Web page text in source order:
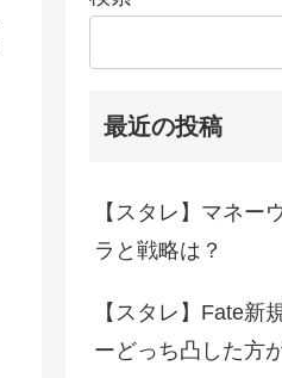
最近の投稿
【スタレ】マネー
ラと戦略は？
【スタレ】Fate新
ーどっち凸した方